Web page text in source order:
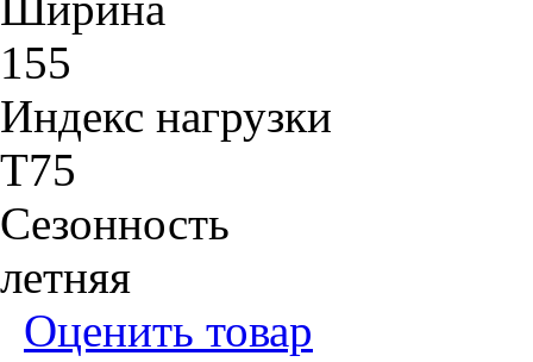
155
Индекс нагрузки
T75
Сезонность
летняя
Оценить товар